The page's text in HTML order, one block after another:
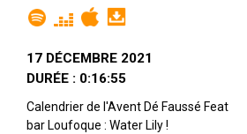
17 DÉCEMBRE 2021
DURÉE : 0:16:55
Calendrier de l'Avent Dé Faussé Feat
bar Loufoque : Water Lily !